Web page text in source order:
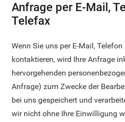
Anfrage per E-Mail,
Telefax
Wenn Sie uns per E-Mail,
kontaktieren, wird Ihre Anfrage
hervorgehenden
Anfrage) zum Zwecke der
bei uns gespeichert und
wir nicht ohne Ihre Einwilligung